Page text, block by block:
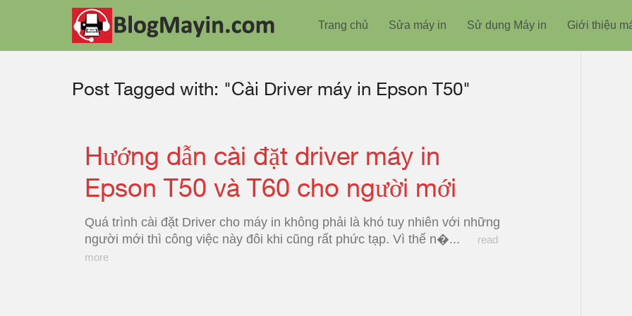
Trang chủ Sửa máy in Sử dụng Máy in Giới thiệu
Post Tagged with: "Cài Driver máy in Epson T50"
Hướng dẫn cài đặt driver máy in
Epson T50 và T60 cho người mới
Quá trình cài đặt Driver cho máy in không phải là khó tuy nhiên với những
người mới thì công việc này đôi khi cũng rất phức tạp. Vì thế n�...
read
more